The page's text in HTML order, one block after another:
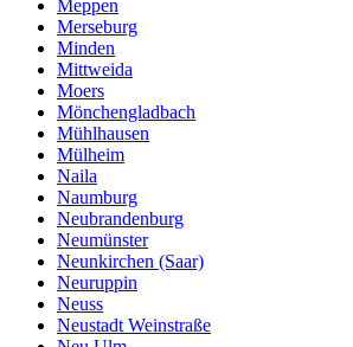
Meppen
Merseburg
Minden
Mittweida
Moers
Mönchengladbach
Mühlhausen
Mülheim
Naila
Naumburg
Neubrandenburg
Neumünster
Neunkirchen (Saar)
Neuruppin
Neuss
Neustadt Weinstraße